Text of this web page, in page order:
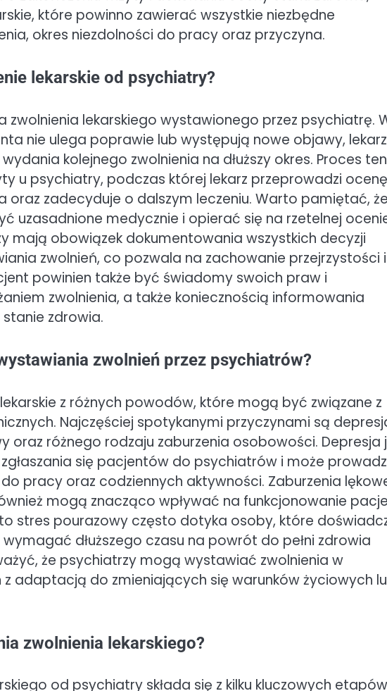
które powinno zawierać wszystkie niezbędne
okres niezdolności do pracy oraz przyczyna.
lekarskie od psychiatry?
zwolnienia lekarskiego wystawionego przez psychiatrę.
nie ulega poprawie lub występują nowe objawy, lekarz
kolejnego zwolnienia na dłuższy okres. Proces ten
u psychiatry, podczas której lekarz przeprowadzi ocenę
zadecyduje o dalszym leczeniu. Warto pamiętać,
uzasadnione medycznie i opierać się na rzetelnej
mają obowiązek dokumentowania wszystkich decyzji
zwolnień, co pozwala na zachowanie przejrzystości i
powinien także być świadomy swoich praw i
zwolnienia, a także koniecznością informowania
zdrowia.
zwolnień przez psychiatrów?
z różnych powodów, które mogą być związane z
Najczęściej spotykanymi przyczynami są
oraz różnego rodzaju zaburzenia osobowości. Depresja
się pacjentów do psychiatrów i może
pracy oraz codziennych aktywności. Zaburzenia
mogą znacząco wpływać na funkcjonowanie
stres pourazowy często dotyka osoby, które
dłuższego czasu na powrót do pełni zdrowia
że psychiatrzy mogą wystawiać zwolnienia w
adaptacją do zmieniających się warunków życiowych
zwolnienia lekarskiego?
od psychiatry składa się z kilku kluczowych